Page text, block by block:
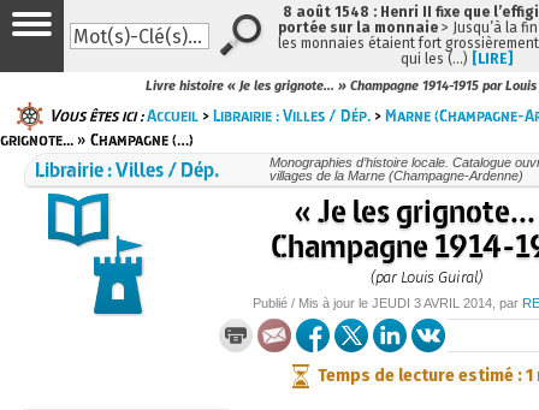
Livre histoire « Je les grignote... » Champagne 1914-1915 par
Vous êtes ici :Accueil >Librairie : Villes / Dép. >Marne (Champagne-
grignote... » Champagne (…)
Librairie : Villes / Dép.
Monographies d’histoire locale. Catalogue
villages de la Marne (Champagne-Ardenne)
« Je les
Champagne 1914-
(par Louis Guiral)
Publié / Mis à jour le JEUDI 3 AVRIL 2014 , par
Temps de lecture estimé : 1
8 août 1548 : Henri II fixe que
portée sur la monnaie > Jusqu’à la
les monnaies étaient fort
qui les (…) [LIRE]